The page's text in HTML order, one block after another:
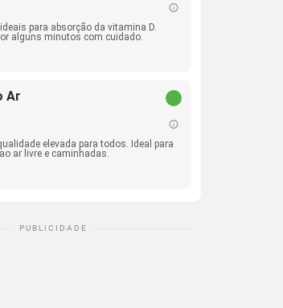
para absorção da vitamina D.
alguns minutos com cuidado.
Ar
elevada para todos. Ideal para
ar livre e caminhadas.